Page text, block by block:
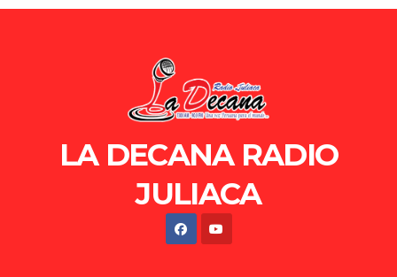
LA DECANA RADIO
JULIACA